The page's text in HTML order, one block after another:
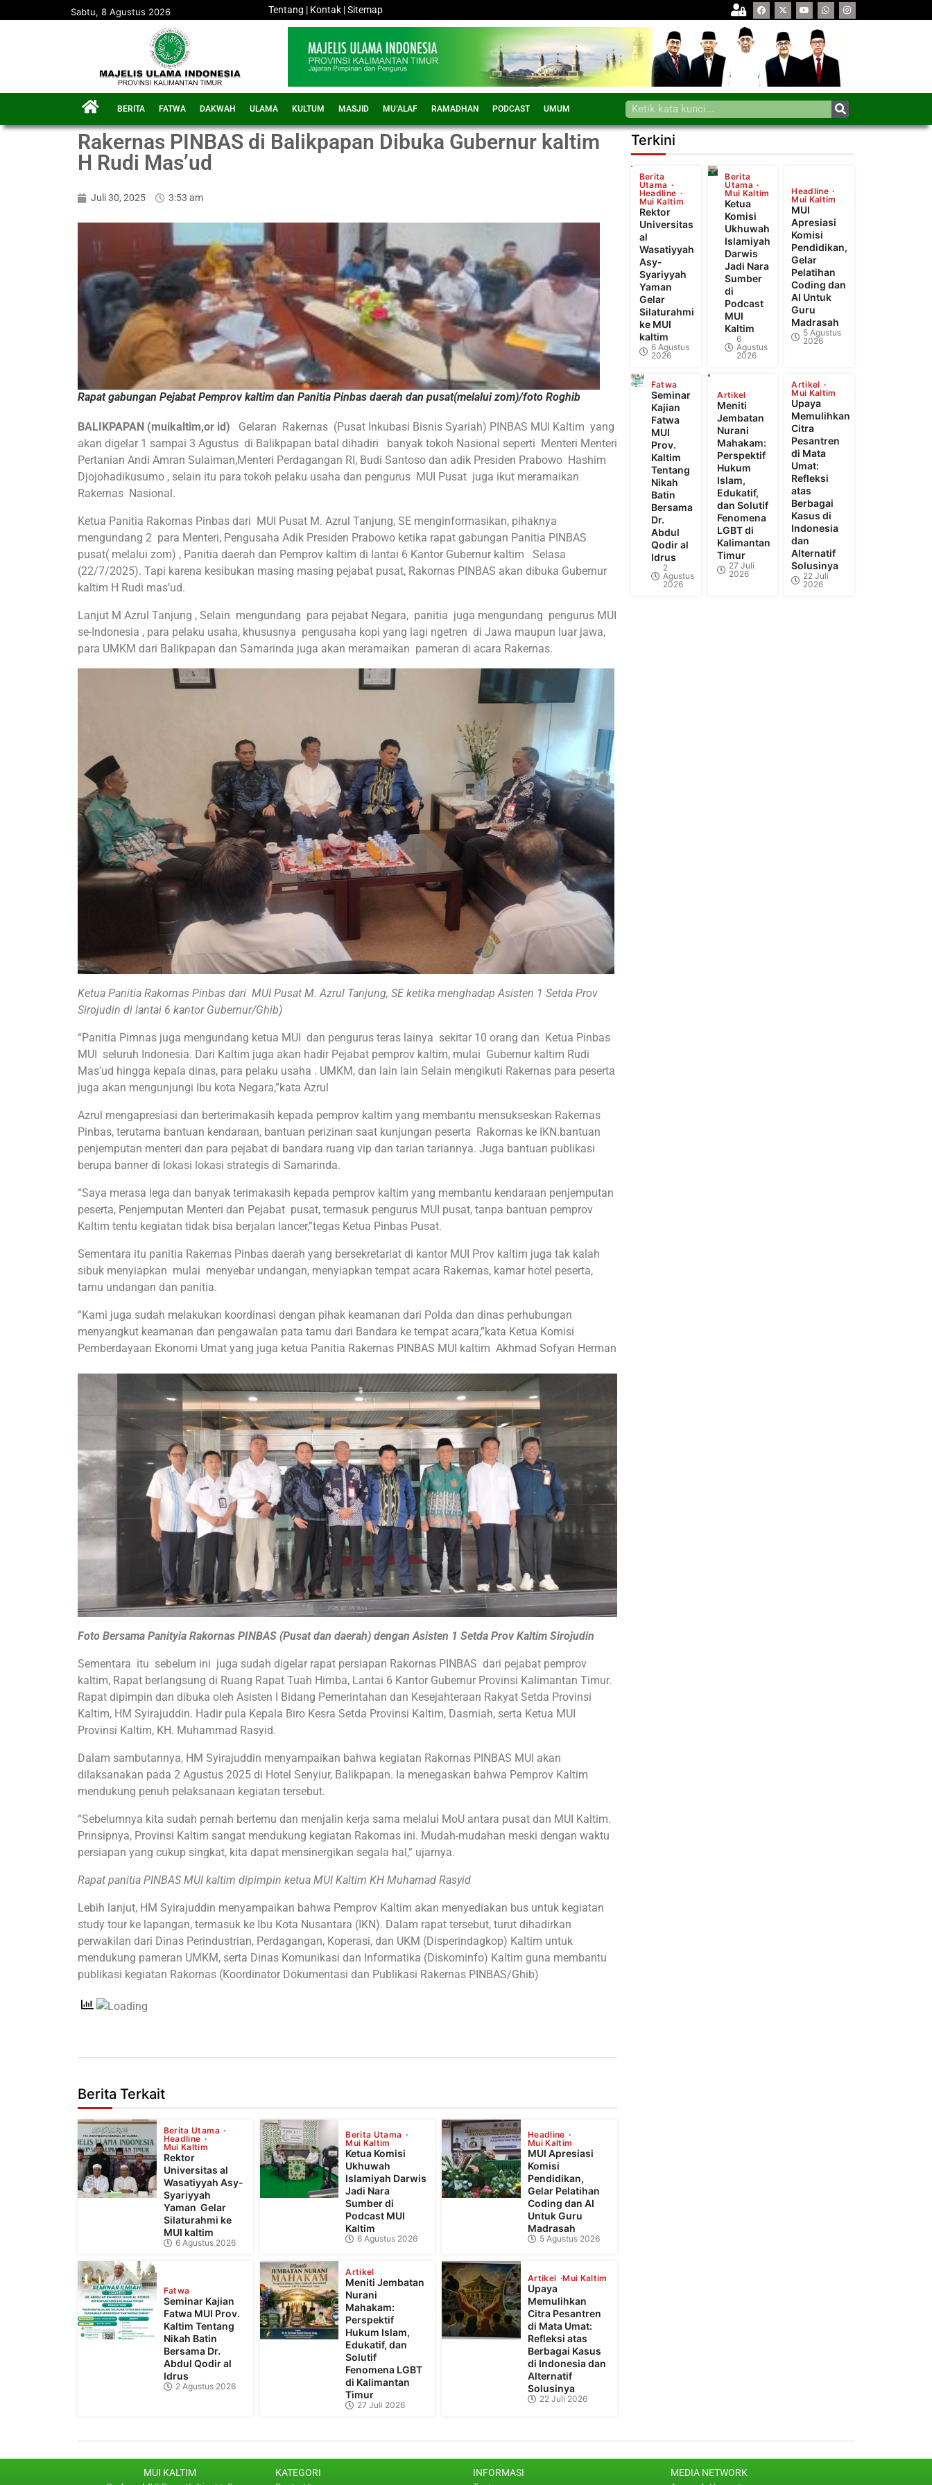
Sabtu, 8 Agustus 2026 Tentang | Kontak |Sitemap
BERITA FATWA DAKWAH ULAMA KULTUM MASJID MU’ALAF RAMADHAN PODCAST UMUM
Rakernas PINBAS di Balikpapan Dibuka Gubernur kaltim
H Rudi Mas’ud
Juli 30, 2025 3:53 am
Rapat gabungan Pejabat Pemprov kaltim dan Panitia Pinbas daerah dan pusat(melalui zom)/foto Roghib
BALIKPAPAN (muikaltim,or id) Gelaran Rakernas (Pusat Inkubasi Bisnis Syariah) PINBAS MUI Kaltim yang
akan digelar 1 sampai 3 Agustus di Balikpapan batal dihadiri banyak tokoh Nasional seperti Menteri Menteri
Pertanian Andi Amran Sulaiman,Menteri Perdagangan RI, Budi Santoso dan adik Presiden Prabowo Hashim
Djojohadikusumo , selain itu para tokoh pelaku usaha dan pengurus MUI Pusat juga ikut meramaikan
Rakernas Nasional.
Ketua Panitia Rakornas Pinbas dari MUI Pusat M. Azrul Tanjung, SE menginformasikan, pihaknya
mengundang 2 para Menteri, Pengusaha Adik Presiden Prabowo ketika rapat gabungan Panitia PINBAS
pusat( melalui zom) , Panitia daerah dan Pemprov kaltim di lantai 6 Kantor Gubernur kaltim Selasa
(22/7/2025). Tapi karena kesibukan masing masing pejabat pusat, Rakornas PINBAS akan dibuka Gubernur
kaltim H Rudi mas’ud.
Lanjut M Azrul Tanjung , Selain mengundang para pejabat Negara, panitia juga mengundang pengurus MUI
se-Indonesia , para pelaku usaha, khususnya pengusaha kopi yang lagi ngetren di Jawa maupun luar jawa,
para UMKM dari Balikpapan dan Samarinda juga akan meramaikan pameran di acara Rakernas.
Ketua Panitia Rakornas Pinbas dari MUI Pusat M. Azrul Tanjung, SE ketika menghadap Asisten 1 Setda Prov
Sirojudin di lantai 6 kantor Gubernur/Ghib)
“Panitia Pimnas juga mengundang ketua MUI dan pengurus teras lainya sekitar 10 orang dan Ketua Pinbas
MUI seluruh Indonesia. Dari Kaltim juga akan hadir Pejabat pemprov kaltim, mulai Gubernur kaltim Rudi
Mas’ud hingga kepala dinas, para pelaku usaha . UMKM, dan lain lain Selain mengikuti Rakernas para peserta
juga akan mengunjungi Ibu kota Negara,”kata Azrul
Azrul mengapresiasi dan berterimakasih kepada pemprov kaltim yang membantu mensukseskan Rakernas
Pinbas, terutama bantuan kendaraan, bantuan perizinan saat kunjungan peserta Rakornas ke IKN.bantuan
penjemputan menteri dan para pejabat di bandara ruang vip dan tarian tariannya. Juga bantuan publikasi
berupa banner di lokasi lokasi strategis di Samarinda.
“Saya merasa lega dan banyak terimakasih kepada pemprov kaltim yang membantu kendaraan penjemputan
peserta, Penjemputan Menteri dan Pejabat pusat, termasuk pengurus MUI pusat, tanpa bantuan pemprov
Kaltim tentu kegiatan tidak bisa berjalan lancer,”tegas Ketua Pinbas Pusat.
Sementara itu panitia Rakernas Pinbas daerah yang bersekretariat di kantor MUI Prov kaltim juga tak kalah
sibuk menyiapkan mulai menyebar undangan, menyiapkan tempat acara Rakernas, kamar hotel peserta,
tamu undangan dan panitia.
“Kami juga sudah melakukan koordinasi dengan pihak keamanan dari Polda dan dinas perhubungan
menyangkut keamanan dan pengawalan pata tamu dari Bandara ke tempat acara,”kata Ketua Komisi
Pemberdayaan Ekonomi Umat yang juga ketua Panitia Rakernas PINBAS MUI kaltim Akhmad Sofyan Herman
Foto Bersama Panityia Rakornas PINBAS (Pusat dan daerah) dengan Asisten 1 Setda Prov Kaltim Sirojudin
Sementara itu sebelum ini juga sudah digelar rapat persiapan Rakornas PINBAS dari pejabat pemprov
kaltim, Rapat berlangsung di Ruang Rapat Tuah Himba, Lantai 6 Kantor Gubernur Provinsi Kalimantan Timur.
Rapat dipimpin dan dibuka oleh Asisten I Bidang Pemerintahan dan Kesejahteraan Rakyat Setda Provinsi
Kaltim, HM Syirajuddin. Hadir pula Kepala Biro Kesra Setda Provinsi Kaltim, Dasmiah, serta Ketua MUI
Provinsi Kaltim, KH. Muhammad Rasyid.
Dalam sambutannya, HM Syirajuddin menyampaikan bahwa kegiatan Rakornas PINBAS MUI akan
dilaksanakan pada 2 Agustus 2025 di Hotel Senyiur, Balikpapan. Ia menegaskan bahwa Pemprov Kaltim
mendukung penuh pelaksanaan kegiatan tersebut.
“Sebelumnya kita sudah pernah bertemu dan menjalin kerja sama melalui MoU antara pusat dan MUI Kaltim.
Prinsipnya, Provinsi Kaltim sangat mendukung kegiatan Rakornas ini. Mudah-mudahan meski dengan waktu
persiapan yang cukup singkat, kita dapat mensinergikan segala hal,” ujarnya.
Rapat panitia PINBAS MUI kaltim dipimpin ketua MUI Kaltim KH Muhamad Rasyid
Lebih lanjut, HM Syirajuddin menyampaikan bahwa Pemprov Kaltim akan menyediakan bus untuk kegiatan
study tour ke lapangan, termasuk ke Ibu Kota Nusantara (IKN). Dalam rapat tersebut, turut dihadirkan
perwakilan dari Dinas Perindustrian, Perdagangan, Koperasi, dan UKM (Disperindagkop) Kaltim untuk
mendukung pameran UMKM, serta Dinas Komunikasi dan Informatika (Diskominfo) Kaltim guna membantu
publikasi kegiatan Rakornas (Koordinator Dokumentasi dan Publikasi Rakernas PINBAS/Ghib)
Berita Terkait
Berita Utama
Headline
Mui Kaltim
Rektor
Universitas al
Wasatiyyah Asy-
Syariyyah
Yaman Gelar
Silaturahmi ke
MUI kaltim
6 Agustus 2026
Berita Utama
Mui Kaltim
Ketua Komisi
Ukhuwah
Islamiyah Darwis
Jadi Nara
Sumber di
Podcast MUI
Kaltim
6 Agustus 2026
Headline
Mui Kaltim
MUI Apresiasi
Komisi
Pendidikan,
Gelar Pelatihan
Coding dan AI
Untuk Guru
Madrasah
5 Agustus 2026
Fatwa
Seminar Kajian
Fatwa MUI Prov.
Kaltim Tentang
Nikah Batin
Bersama Dr.
Abdul Qodir al
Idrus
2 Agustus 2026
Artikel
Meniti Jembatan
Nurani
Mahakam:
Perspektif
Hukum Islam,
Edukatif, dan
Solutif
Fenomena LGBT
di Kalimantan
Timur
27 Juli 2026
Artikel Mui Kaltim
Upaya
Memulihkan
Citra Pesantren
di Mata Umat:
Refleksi atas
Berbagai Kasus
di Indonesia dan
Alternatif
Solusinya
22 Juli 2026
Terkini
Berita
Utama
Headline
Mui Kaltim
Rektor
Universitas
al
Wasatiyyah
Asy-
Syariyyah
Yaman
Gelar
Silaturahmi
ke MUI
kaltim
6 Agustus
2026
Berita
Utama
Mui Kaltim
Ketua
Komisi
Ukhuwah
Islamiyah
Darwis
Jadi Nara
Sumber
di
Podcast
MUI
Kaltim
6
Agustus
2026
Headline
Mui Kaltim
MUI
Apresiasi
Komisi
Pendidikan,
Gelar
Pelatihan
Coding dan
AI Untuk
Guru
Madrasah
5 Agustus
2026
Fatwa
Seminar
Kajian
Fatwa
MUI
Prov.
Kaltim
Tentang
Nikah
Batin
Bersama
Dr.
Abdul
Qodir al
Idrus
2
Agustus
2026
Artikel
Meniti
Jembatan
Nurani
Mahakam:
Perspektif
Hukum
Islam,
Edukatif,
dan Solutif
Fenomena
LGBT di
Kalimantan
Timur
27 Juli
2026
Artikel
Mui Kaltim
Upaya
Memulihkan
Citra
Pesantren
di Mata
Umat:
Refleksi
atas
Berbagai
Kasus di
Indonesia
dan
Alternatif
Solusinya
22 Juli
2026
MUI KALTIM
KATEGORI
INFORMASI
MEDIA NETWORK